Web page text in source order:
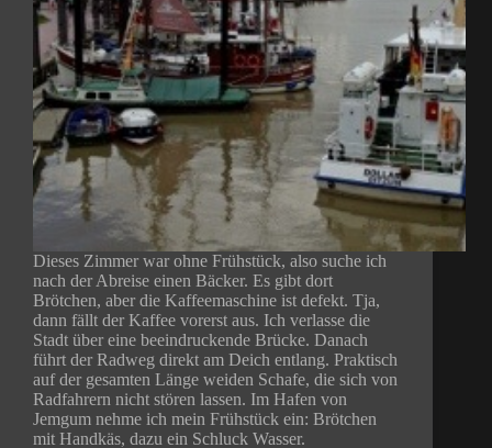
Dieses Zimmer war ohne Frühstück, also suche ich
nach der Abreise einen Bäcker. Es gibt dort
Brötchen, aber die Kaffeemaschine ist defekt. Tja,
dann fällt der Kaffee vorerst aus. Ich verlasse die
Stadt über eine beeindruckende Brücke. Danach
führt der Radweg direkt am Deich entlang. Praktisch
auf der gesamten Länge weiden Schafe, die sich von
Radfahrern nicht stören lassen. Im Hafen von
Jemgum nehme ich mein Frühstück ein: Brötchen
mit Handkäs, dazu ein Schluck Wasser.